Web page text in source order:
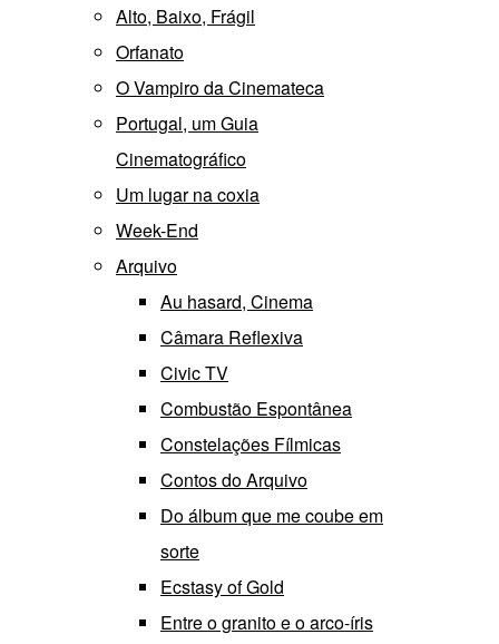
Alto, Baixo, Frágil
Orfanato
O Vampiro da Cinemateca
Portugal, um Guia
Cinematográfico
Um lugar na coxia
Week-End
Arquivo
Au hasard, Cinema
Câmara Reflexiva
Civic TV
Combustão Espontânea
Constelações Fílmicas
Contos do Arquivo
Do álbum que me coube em
sorte
Ecstasy of Gold
Entre o granito e o arco-íris